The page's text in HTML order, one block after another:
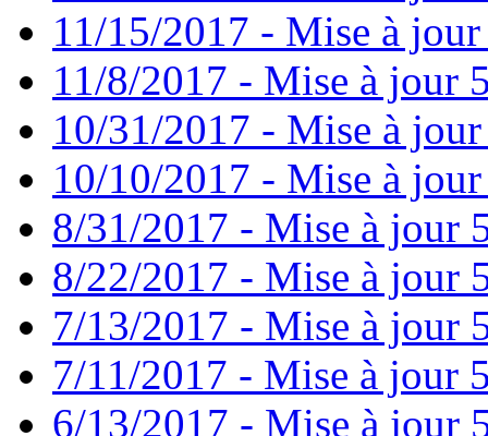
11/15/2017 - Mise à
11/8/2017 - Mise à jour
10/31/2017 - Mise à
10/10/2017 - Mise à
8/31/2017 - Mise à jour
8/22/2017 - Mise à jour
7/13/2017 - Mise à jour
7/11/2017 - Mise à jour
6/13/2017 - Mise à jour